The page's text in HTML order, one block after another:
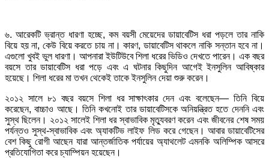
৬. আরেকটি ভ্রান্ত ধারণা হচ্ছে, কম বয়সী মেয়েদের ডায়াবেটিস ধরা পড়লে তার নাকি
বিয়ে হয় না, কেউ বিয়ে করতে চায় না। কারণ, ডায়াবেটিস থাকলে নাকি সন্তান হবে না।
এগুলো খুবই ভুল ধারণা। আপনারা ইউটিউবে শিলা ধরের ভিডিও দেখতে পারেন। এক বছর
বয়সে তার ডায়াবেটিস ধরা পড়ে এবং এ ঘটনার কিছুদিন আগেই ইনসুলিন আবিষ্কার
হয়েছে। শিলা ধরের মা তখন থেকেই তাকে ইনসুলিন দেয়া শুরু করেন।
২০১২ সালে ৮১ বছর বয়সে শিলা ধর সাক্ষাৎকার দেন এবং বলেছেন— তিনি বিয়ে
করেছেন, বাচ্চাও আছে। তিনি কখনোই তার ডায়াবেটিসকে অনিয়ন্ত্রিত হতে দেননি এবং
সুস্থ ছিলেন। ২০১২ সালেই শিলা ধর স্বাভাবিক মৃত্যুবরণ করেন এবং জীবনের শেষ সময়
পর্যন্তও সুস্থ-স্বাভাবিক এবং অ্যাকটিভ লাইফ লিড করে গেছেন। আবার ডায়াবেটিসের
বেশ কিছু রোগী আছেন যারা আন্তর্জাতিক পর্যায়ের অ্যাথলেট এমনকি অলিম্পিক আসরে
প্রতিযোগিতা করে চ্যাম্পিয়ন হয়েছেন।